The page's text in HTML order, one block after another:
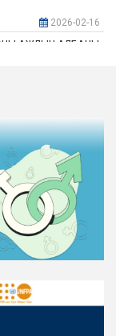
2026-02-16
АЖЛЫН АЛБАНЫ
АЖЛЫН АЛБАНЫ
ОРОН
2026-02-16
ХАНГАХ ҮЙЛ
ХУВААРЬТАЙ
2026-02-16
АЖИЛЛАВ